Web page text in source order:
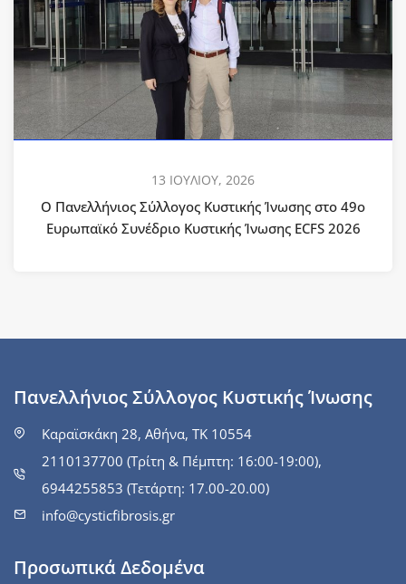
13 ΙΟΥΛΙΟΥ, 2026
Ο Πανελλήνιος Σύλλογος Κυστικής Ίνωσης στο 49ο
Ευρωπαϊκό Συνέδριο Κυστικής Ίνωσης ECFS 2026
Πανελλήνιος Σύλλογος Κυστικής Ίνωσης
Καραϊσκάκη 28, Αθήνα, ΤΚ 10554
2110137700 (Τρίτη & Πέμπτη: 16:00-19:00),
6944255853 (Τετάρτη: 17.00-20.00)
info@cysticfibrosis.gr
Προσωπικά Δεδομένα